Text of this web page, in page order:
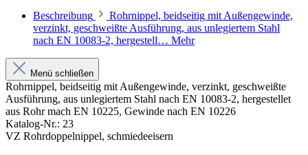
Beschreibung
Rohrnippel, beidseitig mit Außengewinde,
verzinkt, geschweißte Ausführung, aus unlegiertem Stahl
nach EN 10083-2, hergestell… Mehr
Menü schließen
Rohrnippel, beidseitig mit Außengewinde, verzinkt, geschweißte
Ausführung, aus unlegiertem Stahl nach EN 10083-2, hergestellet
aus Rohr mach EN 10225, Gewinde nach EN 10226
Katalog-Nr.: 23
VZ Rohrdoppelnippel, schmiedeeisern